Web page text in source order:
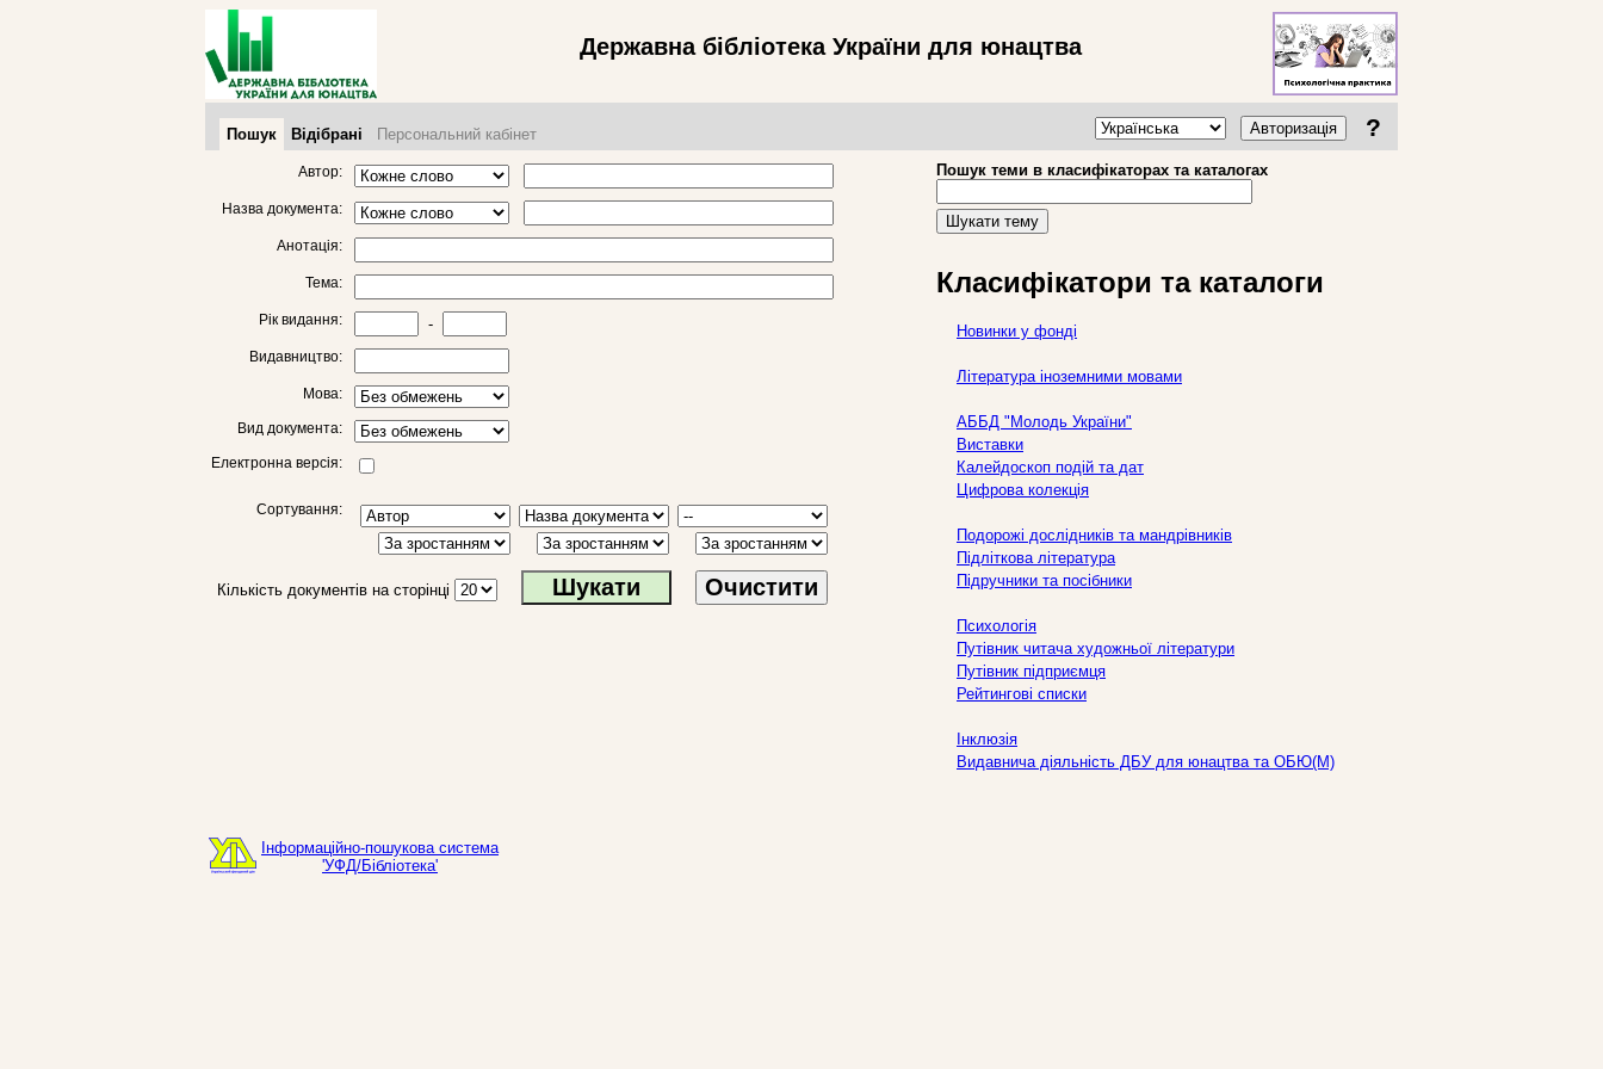
Державна бібліотека України для юнацтва
Пошук Відібрані Персональний кабінет Авторизація ?
Автор:
Назва документа:
Анотація:
Тема:
Рік видання: -
Видавництво:
Мова:
Вид документа:
Електронна версія:
Сортування:
Кількість документів на сторінці Очистити
Пошук теми в класифікаторах та каталогах
Шукати тему
Класифікатори та каталоги
Новинки у фонді
Література іноземними мовами
АББД "Молодь України"
Виставки
Калейдоскоп подій та дат
Цифрова колекція
Подорожі дослідників та мандрівників
Підліткова література
Підручники та посібники
Психологія
Путівник читача художньої літератури
Путівник підприємця
Рейтингові списки
Інклюзія
Видавнича діяльність ДБУ для юнацтва та ОБЮ(М)
Інформаційно-пошукова система
'УФД/Бібліотека'